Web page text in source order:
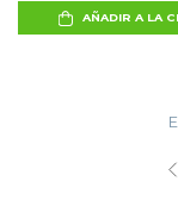
AÑADIR A LA